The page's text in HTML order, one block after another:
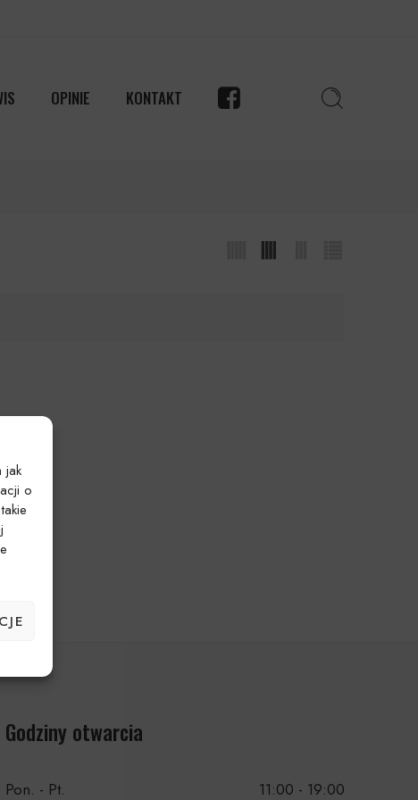
jak
o
OPINIE KONTAKT
Godziny otwarcia
Pon. - Pt. 11:00 - 19:00